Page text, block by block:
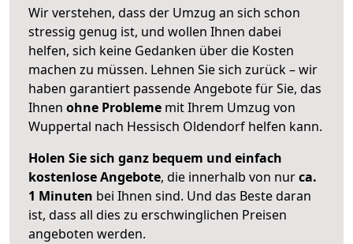
Wir verstehen, dass der Umzug an sich schon
stressig genug ist, und wollen Ihnen dabei
helfen, sich keine Gedanken über die Kosten
machen zu müssen. Lehnen Sie sich zurück – wir
haben garantiert passende Angebote für Sie, das
Ihnen ohne Probleme mit Ihrem Umzug von
Wuppertal nach Hessisch Oldendorf helfen kann.
Holen Sie sich ganz bequem und einfach
kostenlose Angebote, die innerhalb von nurca.
1 Minuten bei Ihnen sind. Und das Beste daran
ist, dass all dies zu erschwinglichen Preisen
angeboten werden.